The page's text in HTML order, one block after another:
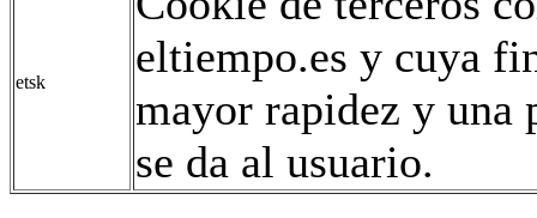
etsk
eltiempo.es y cuya
mayor rapidez y una
se da al usuario.